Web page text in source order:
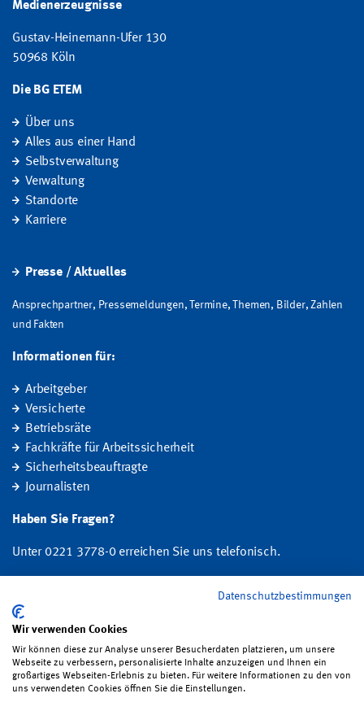
Medienerzeugnisse
Gustav-Heinemann-Ufer 130
50968 Köln
Die BG ETEM
Über uns
Alles aus einer Hand
Selbstverwaltung
Verwaltung
Standorte
Karriere
Presse / Aktuelles
Ansprechpartner, Pressemeldungen, Termine, Themen, Bilder, Zahlen
und Fakten
Informationen für:
Arbeitgeber
Versicherte
Betriebsräte
Fachkräfte für Arbeitssicherheit
Sicherheitsbeauftragte
Journalisten
Haben Sie Fragen?
Unter 0221 3778-0 erreichen Sie uns telefonisch.
Entschädigung, Prävention sowie Fragen zu Mitgliedschaft und Beitrag.
Folgen Sie uns:
Datenschutzbestimmungen
Wir verwenden Cookies
Wir können diese zur Analyse unserer Besucherdaten platzieren, um unsere
Webseite zu verbessern, personalisierte Inhalte anzuzeigen und Ihnen ein
großartiges Webseiten-Erlebnis zu bieten. Für weitere Informationen zu den von
uns verwendeten Cookies öffnen Sie die Einstellungen.